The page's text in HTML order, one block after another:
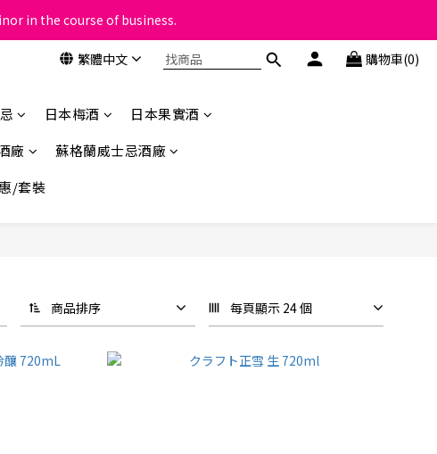
的酒類
in the course of business.
繁體中文 購物車(0)
日本梅酒
日本果實酒
廠
蘇格蘭威士忌酒廠
/套裝
商品排序 每頁顯示 24 個